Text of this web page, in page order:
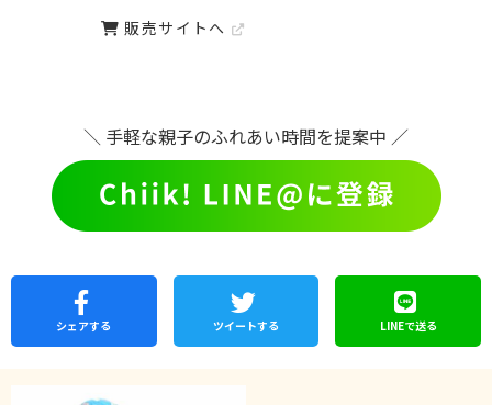
販売サイトへ
＼ 手軽な親子のふれあい時間を提案中 ／
シェアする ツイートする LINEで送る